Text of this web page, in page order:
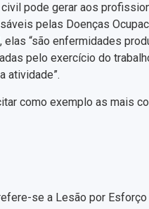
pode gerar aos
pelas Doenças
, elas “são enfermidades
pelo exercício do
atividade”.
como exemplo as mais
se a Lesão por